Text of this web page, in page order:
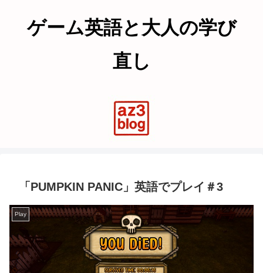
ゲーム英語と大人の学び
直し
「PUMPKIN PANIC」英語でプレイ＃3
Play